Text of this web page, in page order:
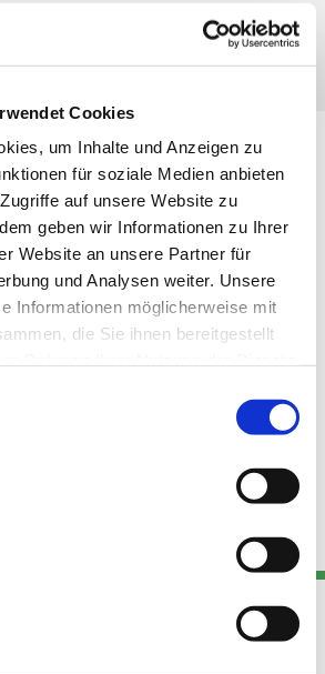
Cookies
um Inhalte und Anzeigen zu
für soziale Medien anbieten
auf unsere Website zu
geben wir Informationen zu Ihrer
Website an unsere Partner für
und Analysen weiter. Unsere
Informationen möglicherweise mit
die Sie ihnen bereitgestellt
Malchower Weg